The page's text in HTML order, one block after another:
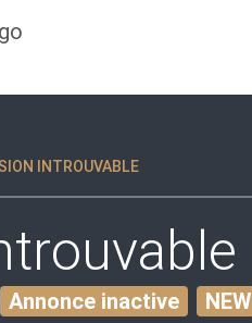
INTROUVABLE
Annonce inactive NEW